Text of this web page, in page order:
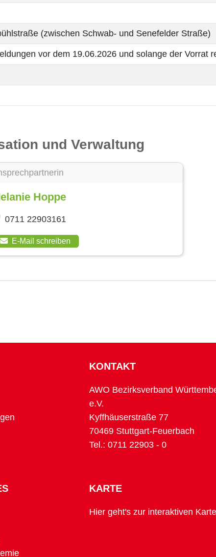
(zwischen Schwab- und Senefelder Straße)
vor dem 19.06.2026 und solange der Vorrat
und Verwaltung
Hoppe
0711 22903161
E-Mail schreiben
KONTAKT
AWO Bezirksverband
e.V.
Kyffhäuserstraße 77
70469 Stuttgart-Feuerbach
Tel.: 0711 22903 - 0
KARTE
Hier geht's zur interaktiven Karte